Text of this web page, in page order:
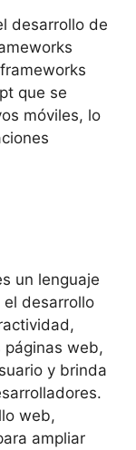
desarrollo de
que se
móviles, lo
un lenguaje
desarrollo
páginas web,
y brinda
web,
ampliar